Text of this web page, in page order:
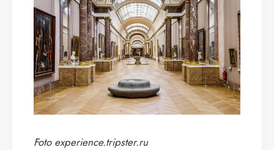
Foto experience.tripster.ru